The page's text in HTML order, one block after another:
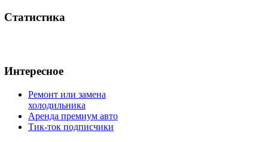
Статистика
Интересное
Ремонт или замена
холодильника
Аренда премиум авто
Тик-ток подписчики